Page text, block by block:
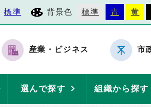
標準 背景色 標準 青 黄
産業・ビジネス 市
選んで探す 組織から探す